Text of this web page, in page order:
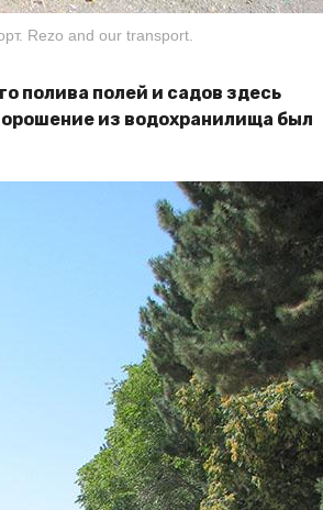
Rezo and our transport.
полива полей и садов здесь
из водохранилища был